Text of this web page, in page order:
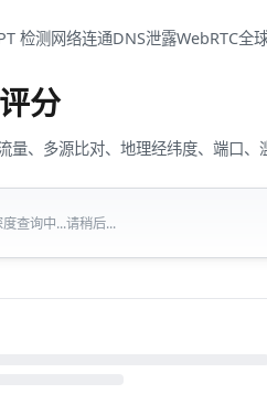
检测网络连通DNS泄露WebRTC全
评分
量、多源比对、地理经纬度、端口、
查询中...请稍后...